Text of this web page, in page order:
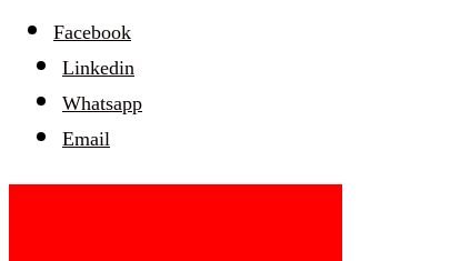
Facebook
Linkedin
Whatsapp
Email